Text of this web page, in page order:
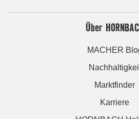
Über
MACHER
Marktfinder
Karriere